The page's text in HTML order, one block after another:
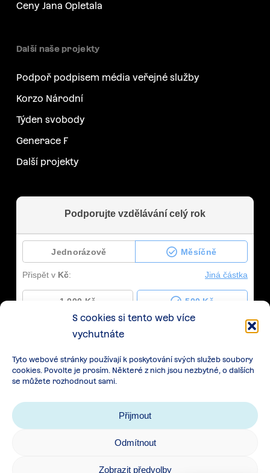
S cookies si tento web více
vychutnáte
Tyto webové stránky používají k poskytování svých služeb soubory
cookies. Povolte je prosím. Některé z nich jsou nezbytné, o dalších
se můžete rozhodnout sami.
Přijmout
Odmítnout
Zobrazit předvolby
Ceny Jana Opletala
Další naše projekty
Podpoř podpisem média veřejné služby
Korzo Národní
Týden svobody
Generace F
Další projekty
Zásady zpracování osobních údajů